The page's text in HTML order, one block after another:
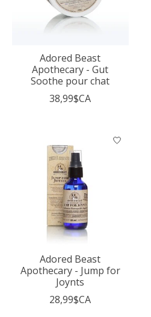
Adored Beast
Apothecary - Gut
Soothe pour chat
38,99$CA
Adored Beast
Apothecary - Jump for
Joynts
28,99$CA